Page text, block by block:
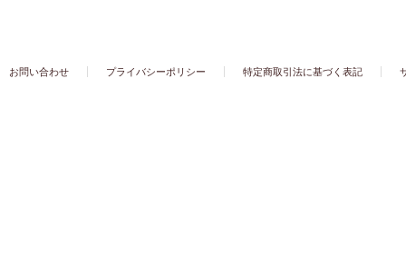
お問い合わせ プライバシーポリシー 特定商取引法に基づく表記